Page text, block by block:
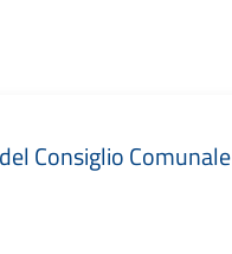
Consiglio Comunale